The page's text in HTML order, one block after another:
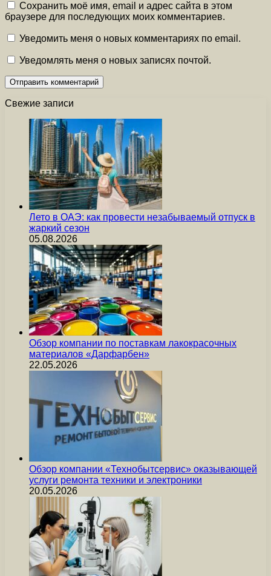
Сохранить моё имя, email и адрес сайта в этом
браузере для последующих моих комментариев.
Уведомить меня о новых комментариях по email.
Уведомлять меня о новых записях почтой.
Свежие записи
Лето в ОАЭ: как провести незабываемый отпуск в
жаркий сезон
05.08.2026
Обзор компании по поставкам лакокрасочных
материалов «Дарфарбен»
22.05.2026
Обзор компании «Технобытсервис» оказывающей
услуги ремонта техники и электроники
20.05.2026